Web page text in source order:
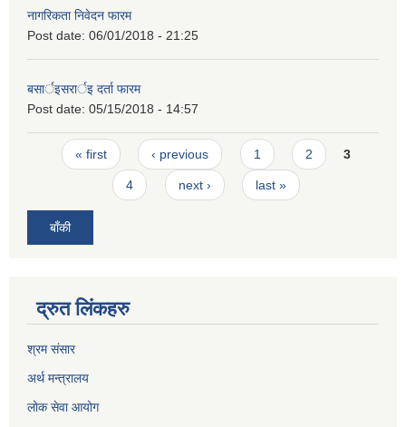
नागरिकता निवेदन फारम
Post date: 06/01/2018 - 21:25
बसार्इसरार्इ दर्ता फारम
Post date: 05/15/2018 - 14:57
Pages
« first ‹ previous 1 2 3
4 next › last »
बाँकी
द्रुत लिंकहरु
श्रम संसार
अर्थ मन्त्रालय
लोक सेवा आयोग